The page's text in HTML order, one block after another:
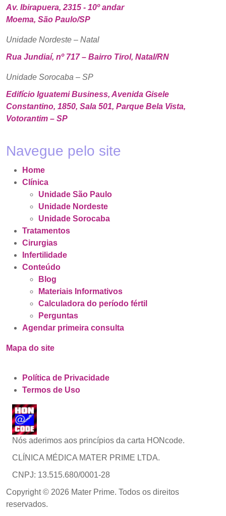
Av. Ibirapuera, 2315 - 10º andar
Moema, São Paulo/SP
Unidade Nordeste – Natal
Rua Jundiaí, nº 717 – Bairro Tirol, Natal/RN
Unidade Sorocaba – SP
Edifício Iguatemi Business, Avenida Gisele
Constantino, 1850, Sala 501, Parque Bela Vista,
Votorantim – SP
Navegue pelo site
Home
Clínica
Unidade São Paulo
Unidade Nordeste
Unidade Sorocaba
Tratamentos
Cirurgias
Infertilidade
Conteúdo
Blog
Materiais Informativos
Calculadora do período fértil
Perguntas
Agendar primeira consulta
Mapa do site
Política de Privacidade
Termos de Uso
Nós aderimos aos princípios da carta HONcode.
CLÍNICA MÉDICA MATER PRIME LTDA.
CNPJ: 13.515.680/0001-28
Copyright © 2026 Mater Prime. Todos os direitos
reservados.